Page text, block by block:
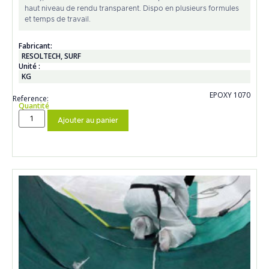
haut niveau de rendu transparent. Dispo en plusieurs formules
et temps de travail.
Fabricant:
RESOLTECH,SURF
Unité :
KG
Reference:
EPOXY 1070
Quantité
Ajouter au panier